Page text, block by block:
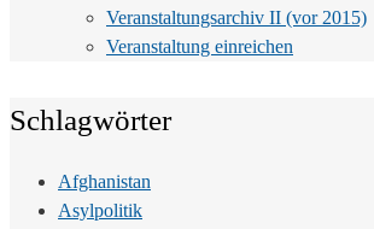
Veranstaltungsarchiv II (vor 2015)
Veranstaltung einreichen
Schlagwörter
Afghanistan
Asylpolitik